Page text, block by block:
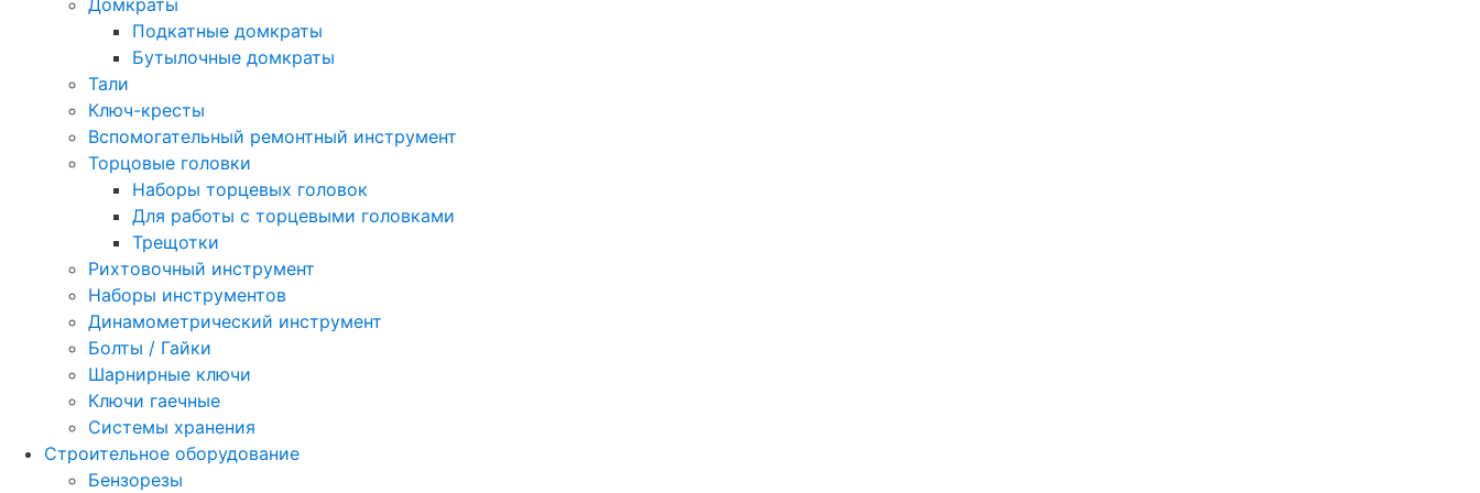
Домкраты
Подкатные домкраты
Бутылочные домкраты
Тали
Ключ-кресты
Вспомогательный ремонтный инструмент
Торцовые головки
Наборы торцевых головок
Для работы с торцевыми головками
Трещотки
Рихтовочный инструмент
Наборы инструментов
Динамометрический инструмент
Болты / Гайки
Шарнирные ключи
Ключи гаечные
Системы хранения
Строительное оборудование
Бензорезы